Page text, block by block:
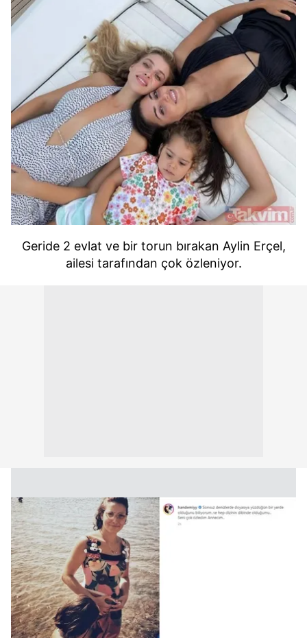
Geride 2 evlat ve bir torun bırakan Aylin Erçel,
ailesi tarafından çok özleniyor.